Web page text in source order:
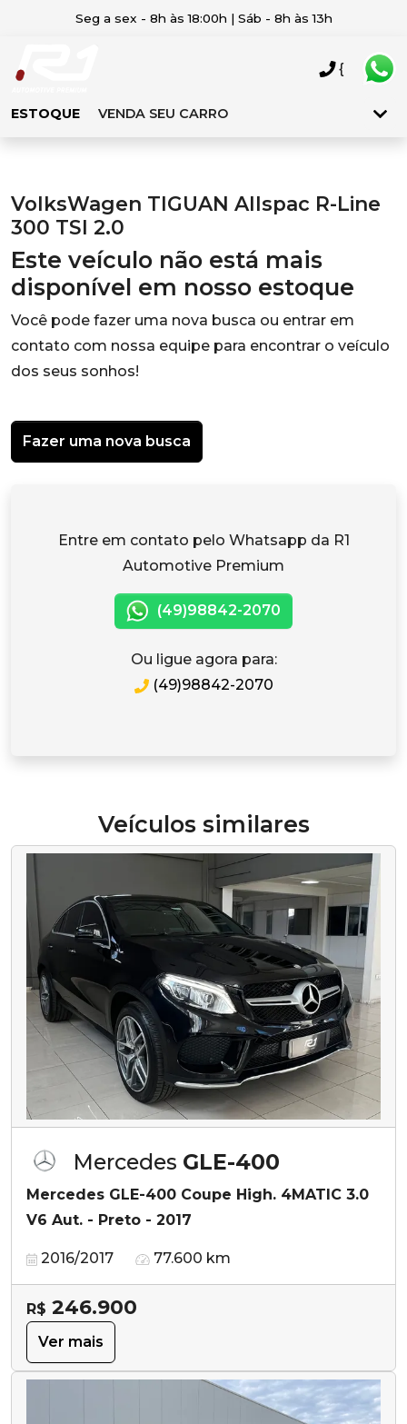
Seg a sex - 8h às 18:00h | Sáb - 8h às 13h
ESTOQUE VENDA SEU CARRO
{
VolksWagen TIGUAN Allspac R-Line
300 TSI 2.0
Este veículo não está mais
disponível em nosso estoque
Você pode fazer uma nova busca ou entrar em
contato com nossa equipe para encontrar o veículo
dos seus sonhos!
Fazer uma nova busca
Entre em contato pelo Whatsapp da R1
Automotive Premium
(49)98842-2070
Ou ligue agora para:
(49)98842-2070
Veículos similares
Mercedes GLE-400
Mercedes GLE-400 Coupe High. 4MATIC 3.0
V6 Aut. - Preto - 2017
2016/2017 77.600 km
R$ 246.900
Ver mais